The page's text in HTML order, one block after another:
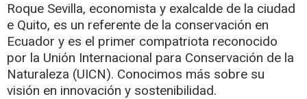
Roque Sevilla, economista y exalcalde de la ciudad
e Quito, es un referente de la conservación en
Ecuador y es el primer compatriota reconocido
por la Unión Internacional para Conservación de la
Naturaleza (UICN). Conocimos más sobre su
visión en innovación y sostenibilidad.